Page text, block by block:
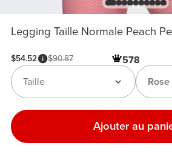
Legging Taille Normale Peach
$54.52 $90.87 578
Rose
Taille
Ajouter au